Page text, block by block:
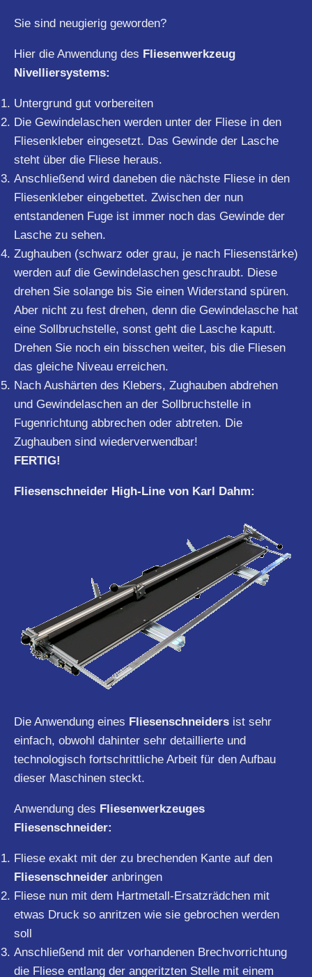
Sie sind neugierig geworden?
Hier die Anwendung des Fliesenwerkzeug
Nivelliersystems:
Untergrund gut vorbereiten
Die Gewindelaschen werden unter der Fliese in den
Fliesenkleber eingesetzt. Das Gewinde der Lasche
steht über die Fliese heraus.
Anschließend wird daneben die nächste Fliese in den
Fliesenkleber eingebettet. Zwischen der nun
entstandenen Fuge ist immer noch das Gewinde der
Lasche zu sehen.
Zughauben (schwarz oder grau, je nach Fliesenstärke)
werden auf die Gewindelaschen geschraubt. Diese
drehen Sie solange bis Sie einen Widerstand spüren.
Aber nicht zu fest drehen, denn die Gewindelasche hat
eine Sollbruchstelle, sonst geht die Lasche kaputt.
Drehen Sie noch ein bisschen weiter, bis die Fliesen
das gleiche Niveau erreichen.
Nach Aushärten des Klebers, Zughauben abdrehen
und Gewindelaschen an der Sollbruchstelle in
Fugenrichtung abbrechen oder abtreten. Die
Zughauben sind wiederverwendbar!
FERTIG!
Fliesenschneider High-Line von Karl Dahm:
Die Anwendung eines Fliesenschneiders ist sehr
einfach, obwohl dahinter sehr detaillierte und
technologisch fortschrittliche Arbeit für den Aufbau
dieser Maschinen steckt.
Anwendung des Fliesenwerkzeuges
Fliesenschneider:
Fliese exakt mit der zu brechenden Kante auf den
Fliesenschneider anbringen
Fliese nun mit dem Hartmetall-Ersatzrädchen mit
etwas Druck so anritzen wie sie gebrochen werden
soll
Anschließend mit der vorhandenen Brechvorrichtung
die Fliese entlang der angeritzten Stelle mit einem